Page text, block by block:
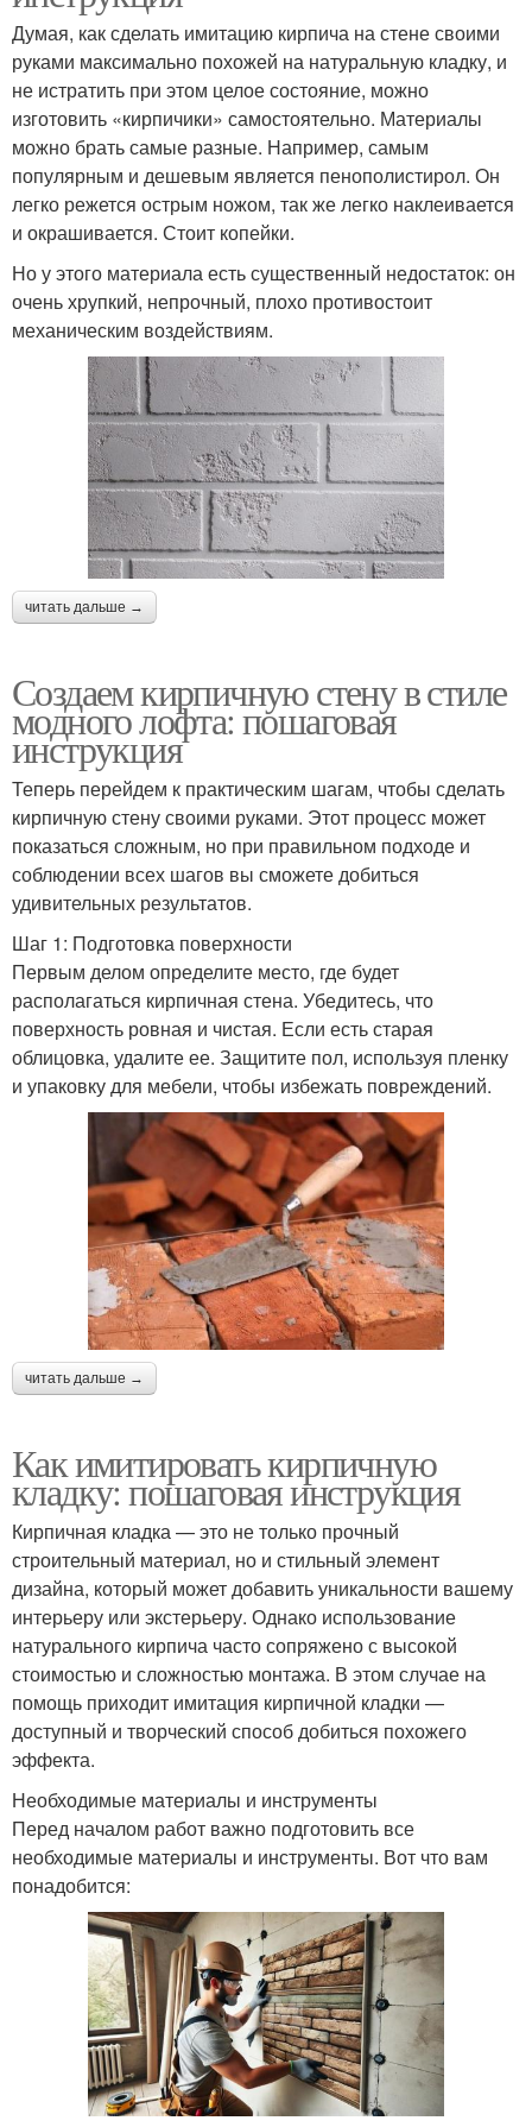
Думая, как сделать имитацию кирпича на стене своими
руками максимально похожей на натуральную кладку, и
не истратить при этом целое состояние, можно
изготовить «кирпичики» самостоятельно. Материалы
можно брать самые разные. Например, самым
популярным и дешевым является пенополистирол. Он
легко режется острым ножом, так же легко наклеивается
и окрашивается. Стоит копейки.
Но у этого материала есть существенный недостаток: он
очень хрупкий, непрочный, плохо противостоит
механическим воздействиям.
читать дальше →
Создаем кирпичную стену в стиле
модного лофта: пошаговая
инструкция
Теперь перейдем к практическим шагам, чтобы сделать
кирпичную стену своими руками. Этот процесс может
показаться сложным, но при правильном подходе и
соблюдении всех шагов вы сможете добиться
удивительных результатов.
Шаг 1: Подготовка поверхности
Первым делом определите место, где будет
располагаться кирпичная стена. Убедитесь, что
поверхность ровная и чистая. Если есть старая
облицовка, удалите ее. Защитите пол, используя пленку
и упаковку для мебели, чтобы избежать повреждений.
читать дальше →
Как имитировать кирпичную
кладку: пошаговая инструкция
Кирпичная кладка — это не только прочный
строительный материал, но и стильный элемент
дизайна, который может добавить уникальности вашему
интерьеру или экстерьеру. Однако использование
натурального кирпича часто сопряжено с высокой
стоимостью и сложностью монтажа. В этом случае на
помощь приходит имитация кирпичной кладки —
доступный и творческий способ добиться похожего
эффекта.
Необходимые материалы и инструменты
Перед началом работ важно подготовить все
необходимые материалы и инструменты. Вот что вам
понадобится: